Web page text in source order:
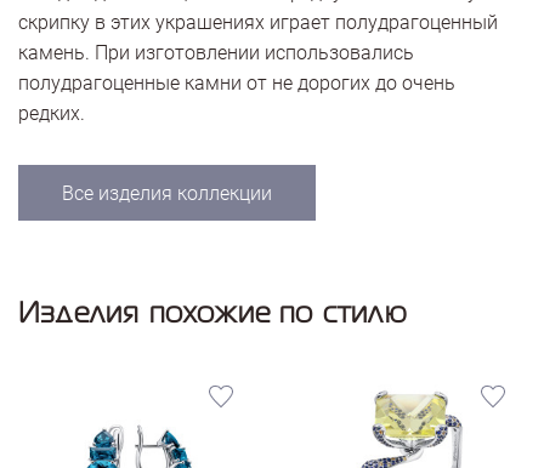
скрипку в этих украшениях играет полудрагоценный
камень. При изготовлении использовались
полудрагоценные камни от не дорогих до очень
редких.
Все изделия коллекции
Изделия похожие по стилю